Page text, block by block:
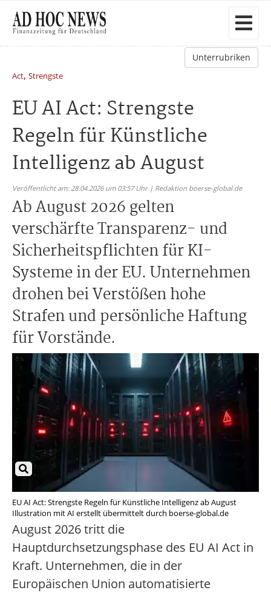
Unterrubriken
Act, Strengste
EU AI Act: Strengste
Regeln für Künstliche
Intelligenz ab August
Veröffentlicht am: 28.04.2026 um 03:57 Uhr | Redaktion boerse-global.de
Ab August 2026 gelten
verschärfte Transparenz- und
Sicherheitspflichten für KI-
Systeme in der EU. Unternehmen
drohen bei Verstößen hohe
Strafen und persönliche Haftung
für Vorstände.
EU AI Act: Strengste Regeln für Künstliche Intelligenz ab August
Illustration mit AI erstellt übermittelt durch boerse-global.de
August 2026 tritt die
Hauptdurchsetzungsphase des EU AI Act in
Kraft. Unternehmen, die in der
Europäischen Union automatisierte